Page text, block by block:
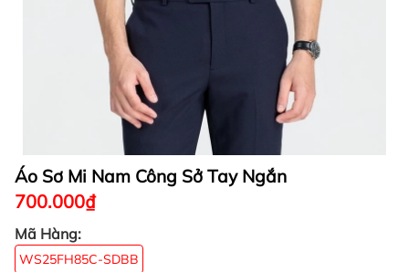
Áo Sơ Mi Nam Công Sở Tay Ngắn
700.000₫
Mã Hàng:
WS25FH85C-SDBB